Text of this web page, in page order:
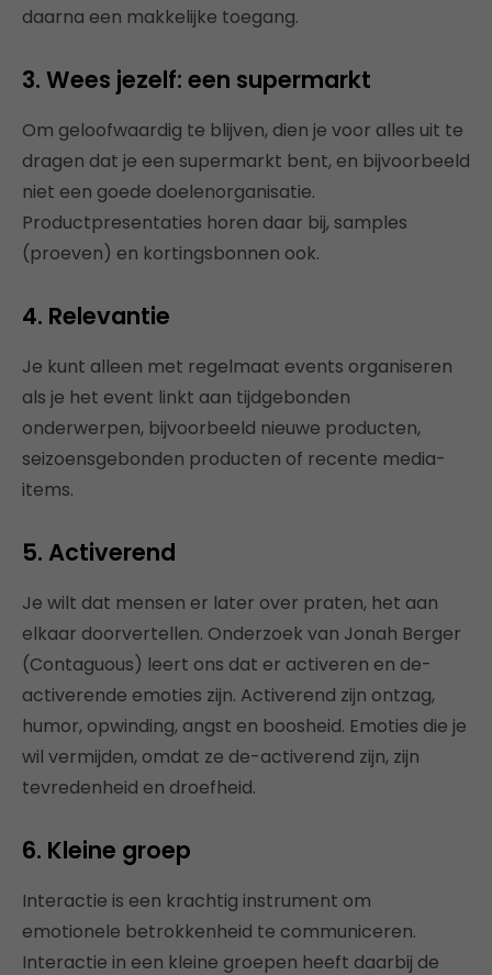
daarna een makkelijke toegang.
3. Wees jezelf: een supermarkt
Om geloofwaardig te blijven, dien je voor alles uit te
dragen dat je een supermarkt bent, en bijvoorbeeld
niet een goede doelenorganisatie.
Productpresentaties horen daar bij, samples
(proeven) en kortingsbonnen ook.
4. Relevantie
Je kunt alleen met regelmaat events organiseren
als je het event linkt aan tijdgebonden
onderwerpen, bijvoorbeeld nieuwe producten,
seizoensgebonden producten of recente media-
items.
5. Activerend
Je wilt dat mensen er later over praten, het aan
elkaar doorvertellen. Onderzoek van Jonah Berger
(Contaguous) leert ons dat er activeren en de-
activerende emoties zijn. Activerend zijn ontzag,
humor, opwinding, angst en boosheid. Emoties die je
wil vermijden, omdat ze de-activerend zijn, zijn
tevredenheid en droefheid.
6. Kleine groep
Interactie is een krachtig instrument om
emotionele betrokkenheid te communiceren.
Interactie in een kleine groepen heeft daarbij de